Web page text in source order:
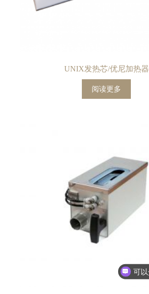
UNIX发热芯/优尼加热器
阅读更多